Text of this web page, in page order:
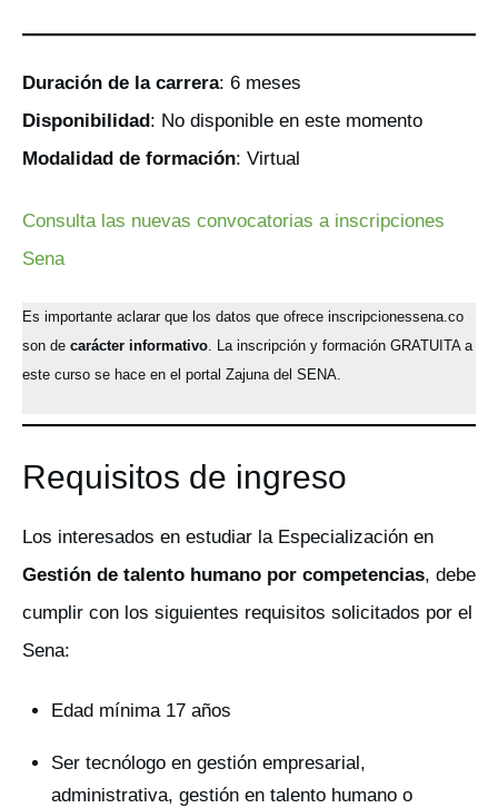
Duración de la carrera: 6 meses
Disponibilidad : No disponible en este momento
Modalidad de formación: Virtual
Consulta las nuevas convocatorias a inscripciones
Sena
Es importante aclarar que los datos que ofrece inscripcionessena.co
son de carácter informativo. La inscripción y formación GRATUITA a
este curso se hace en el portal Zajuna del SENA.
Requisitos de ingreso
Los interesados en estudiar la Especialización en
Gestión de talento humano por competencias, debe
cumplir con los siguientes requisitos solicitados por el
Sena:
Edad mínima 17 años
Ser tecnólogo en gestión empresarial,
administrativa, gestión en talento humano o